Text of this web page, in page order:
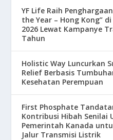
YF Life Raih
the Year – Hong Kong”
2026 Lewat Kampanye
Tahun
Holistic Way Luncurkan
Relief Berbasis
Kesehatan Perempuan
First Phosphate
Kontribusi Hibah Senilai
Pemerintah Kanada
Jalur Transmisi Listrik